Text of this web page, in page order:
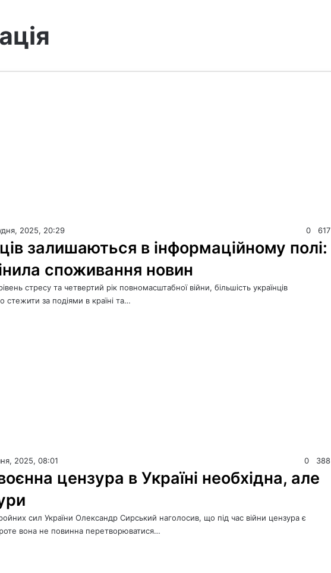
2025, 20:29 0 617
залишаються в інформаційному полі:
споживання новин
стресу та четвертий рік повномасштабної війни, більшість українців
за подіями в країні та…
2025, 08:01 0 388
цензура в Україні необхідна, але
сил України Олександр Сирський наголосив, що під час війни цензура є
вона не повинна перетворюватися…